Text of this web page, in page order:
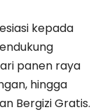
kepada
panen raya
hingga
Bergizi Gratis.